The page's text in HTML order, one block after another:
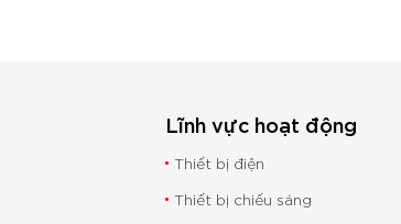
Lĩnh vực hoạt động
Thiết bị điện
Thiết bị chiếu sáng